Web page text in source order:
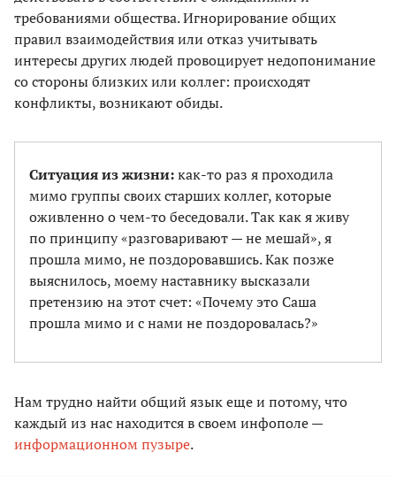
требованиями общества. Игнорирование общих
правил взаимодействия или отказ учитывать
интересы других людей провоцирует недопонимание
со стороны близких или коллег: происходят
конфликты, возникают обиды.
Ситуация из жизни:как-то раз я проходила
мимо группы своих старших коллег, которые
оживленно о чем-то беседовали. Так как я живу
по принципу «разговаривают — не мешай», я
прошла мимо, не поздоровавшись. Как позже
выяснилось, моему наставнику высказали
претензию на этот счет: «Почему это Саша
прошла мимо и с нами не поздоровалась?»
Нам трудно найти общий язык еще и потому, что
каждый из нас находится в своем инфополе —
информационном пузыре.